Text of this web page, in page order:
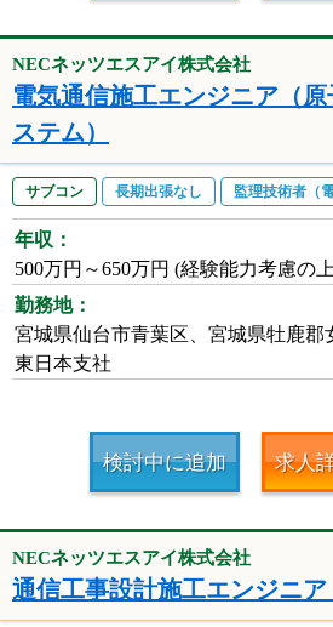
NECネッツエスアイ株式会社
電気通信施工エンジニア（
ステム）
サブコン 長期出張なし 監理技術者（
年収：
500万円～650万円 (経験能力考慮の
勤務地：
宮城県仙台市青葉区、宮城県牡鹿郡
東日本支社
検討中に追加 求人
NECネッツエスアイ株式会社
通信工事設計施工エンジニア